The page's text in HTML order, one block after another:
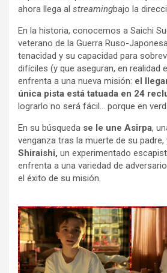
ahora llega al streamingbajo la
En la historia, conocemos a Saichi
veterano de la Guerra Ruso-
tenacidad y su capacidad para
difíciles (y que aseguran, en realidad
enfrenta a una nueva misión: el
única pista está tatuada en 24
lograrlo no será fácil… porque en
En su búsqueda se le une Asirpa,
venganza tras la muerte de su padre,
Shiraishi, un experimentado
enfrenta a una variedad de
el éxito de su misión.